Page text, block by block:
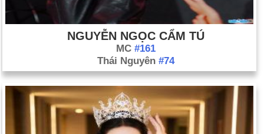
NGUYỄN NGỌC CẨM TÚ
MC #161
Thái Nguyên #74